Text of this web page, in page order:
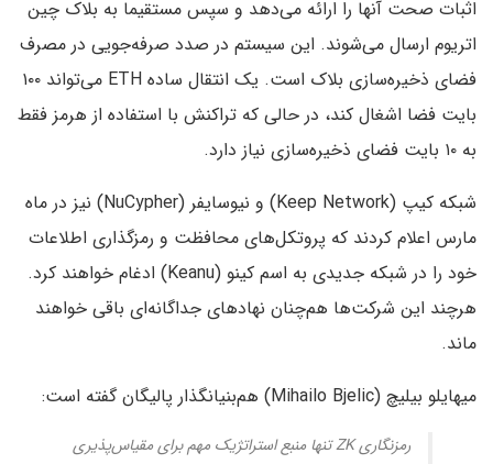
اثبات صحت آنها را ارائه می‌دهد و سپس مستقیما به بلاک چین
اتریوم ارسال می‌شوند. این سیستم در صدد صرفه‌جویی در مصرف
فضای ذخیره‌سازی بلاک است. یک انتقال ساده ETH می‌تواند ۱۰۰
بایت فضا اشغال کند، در حالی که تراکنش با استفاده از هرمز فقط
به ۱۰ بایت فضای ذخیره‌سازی نیاز دارد.
شبکه کیپ (Keep Network) و نیوسایفر (NuCypher) نیز در ماه
مارس اعلام کردند که پروتکل‌های محافظت و رمزگذاری اطلاعات
خود را در شبکه جدیدی به اسم کینو (Keanu) ادغام خواهند کرد.
هرچند این شرکت‌ها هم‌چنان نهادهای جداگانه‌ای باقی خواهند
ماند.
میهایلو بیلیچ (Mihailo Bjelic) هم‌بنیانگذار پالیگان گفته است:
رمزنگاری ZK تنها منبع استراتژیک مهم برای مقیاس‌پذیری